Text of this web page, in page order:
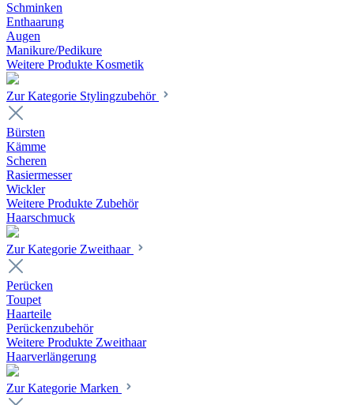
Schminken
Enthaarung
Augen
Manikure/Pedikure
Weitere Produkte Kosmetik
Zur Kategorie Stylingzubehör
Bürsten
Kämme
Scheren
Rasiermesser
Wickler
Weitere Produkte Zubehör
Haarschmuck
Zur Kategorie Zweithaar
Perücken
Toupet
Haarteile
Perückenzubehör
Weitere Produkte Zweithaar
Haarverlängerung
Zur Kategorie Marken